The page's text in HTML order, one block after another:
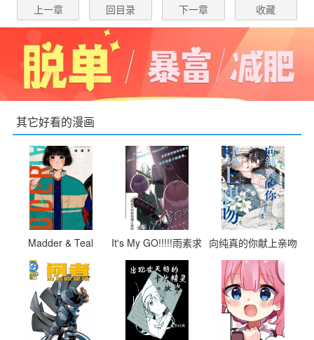
上一章 回目录 下一章 收藏
其它好看的漫画
Madder & Teal
It's My GO!!!!!雨素求
晴
向纯真的你献上亲吻